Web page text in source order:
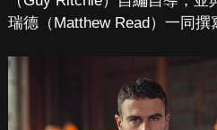
瑞德（Matthew Read）一同撰